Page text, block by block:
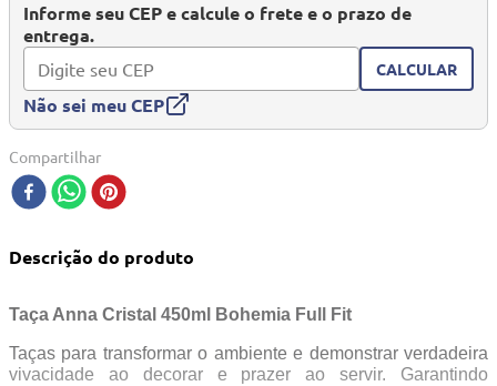
Informe seu CEP e calcule o frete e o prazo de
entrega.
CALCULAR
Não sei meu CEP
Compartilhar
Descrição do produto
Taça Anna Cristal 450ml Bohemia Full Fit
Taças para transformar o ambiente e demonstrar verdadeira
vivacidade ao decorar e prazer ao servir. Garantindo